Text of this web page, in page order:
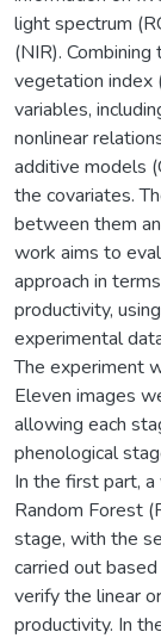
light spectrum
(NIR).
vegetation index
variables,
nonlinear
additive models
the covariates.
between them
work aims to
approach in
productivity,
experimental
The experiment
Eleven images
allowing each
phenological
In the first part,
Random Forest
stage, with the
carried out
verify the linear
productivity. In